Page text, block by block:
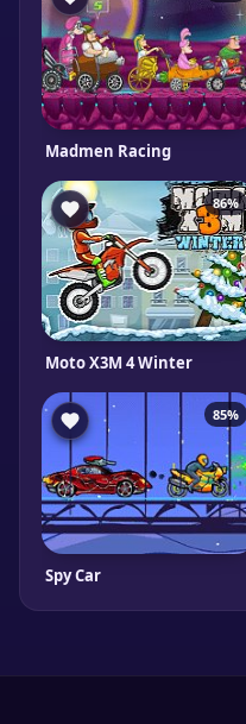
Madmen Racing
86%
Moto X3M 4 Winter
85%
Spy Car